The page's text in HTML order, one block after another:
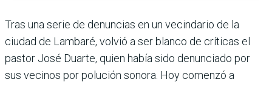
Tras una serie de denuncias en un vecindario de la
ciudad de Lambaré, volvió a ser blanco de críticas el
pastor José Duarte, quien había sido denunciado por
sus vecinos por polución sonora. Hoy comenzó a